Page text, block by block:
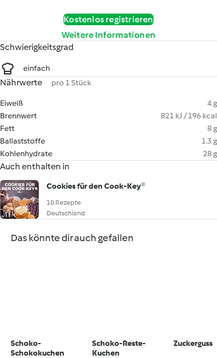
Kostenlos registrieren
Weitere Informationen
Schwierigkeitsgrad
einfach
Nährwerte pro 1 Stück
Eiweiß
4 g
Brennwert
821 kJ / 196 kcal
Fett
8 g
Ballaststoffe
1.3 g
Kohlenhydrate
28 g
Auch enthalten in
Cookies für den Cook-Key®
10 Rezepte
Deutschland
Das könnte dir auch gefallen
Schoko-
Schokokuchen
Schoko-Reste-
Kuchen
Zuckerguss